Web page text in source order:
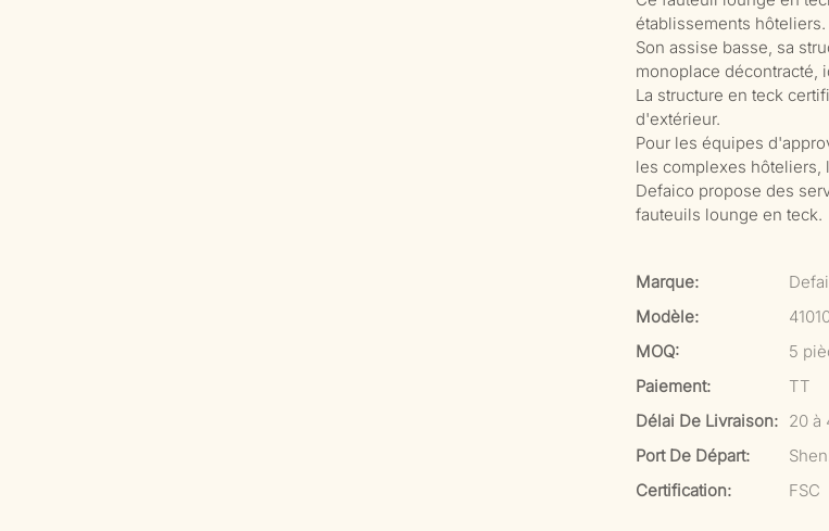
établissements hôteliers.
Son assise basse, sa
monoplace décontracté,
La structure en teck
d'extérieur.
Pour les équipes
les complexes hôteliers,
Defaico propose des
fauteuils lounge en teck.
Marque:
Modèle:
MOQ:
5
Paiement:
TT
Délai De Livraison: 20 à
Port De Départ:
Certification:
FSC